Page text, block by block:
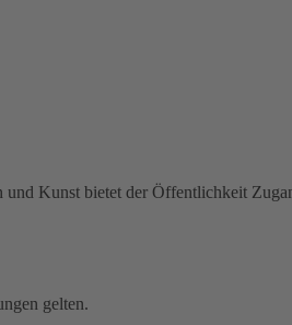
Kunst bietet der Öffentlichkeit
gelten.